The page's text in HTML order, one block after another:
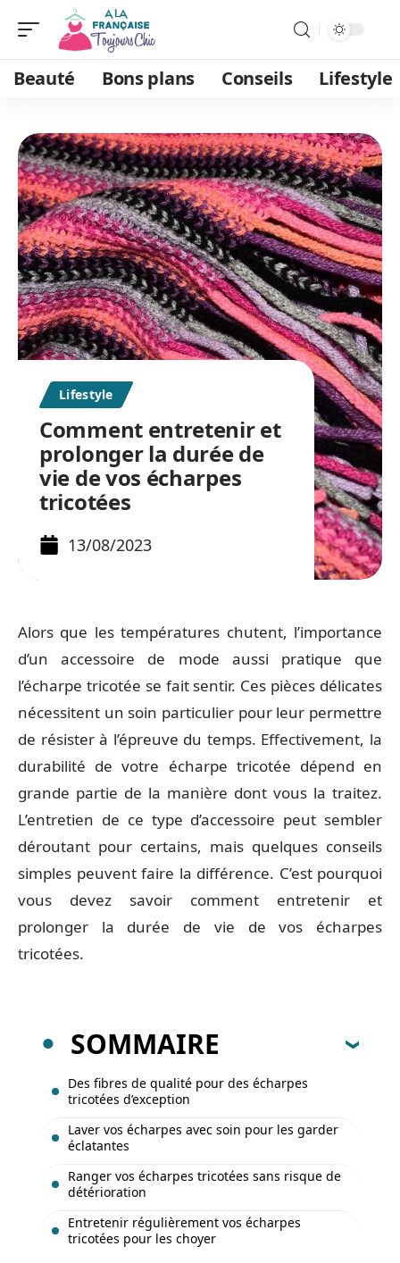
Beauté Bons plans Conseils Lifestyle
Lifestyle
Comment entretenir et
prolonger la durée de
vie de vos écharpes
tricotées
13/08/2023
Alors que les températures chutent, l’importance
d’un accessoire de mode aussi pratique que
l’écharpe tricotée se fait sentir. Ces pièces délicates
nécessitent un soin particulier pour leur permettre
de résister à l’épreuve du temps. Effectivement, la
durabilité de votre écharpe tricotée dépend en
grande partie de la manière dont vous la traitez.
L’entretien de ce type d’accessoire peut sembler
déroutant pour certains, mais quelques conseils
simples peuvent faire la différence. C’est pourquoi
vous devez savoir comment entretenir et
prolonger la durée de vie de vos écharpes
tricotées.
SOMMAIRE
Des fibres de qualité pour des écharpes
tricotées d’exception
Laver vos écharpes avec soin pour les garder
éclatantes
Ranger vos écharpes tricotées sans risque de
détérioration
Entretenir régulièrement vos écharpes
tricotées pour les choyer